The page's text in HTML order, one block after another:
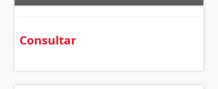
Consultar